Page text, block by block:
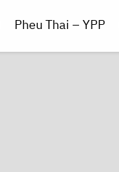
Pheu Thai – YPP